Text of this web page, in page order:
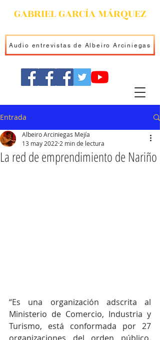
GABRIEL GARCÍA MÁRQUEZ
Audio entrevistas de Albeiro Arciniegas
Entrada
La red de emprendimiento de Nariño
Albeiro Arciniegas Mejía
13 may 2022 2 min de lectura
“Es una organización adscrita al
Ministerio de Comercio, Industria y
Turismo, está conformada por 27